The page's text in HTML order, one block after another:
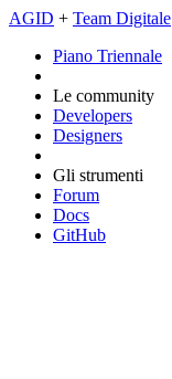
AGID + Team Digitale
Piano Triennale
Le community
Developers
Designers
Gli strumenti
Forum
Docs
GitHub